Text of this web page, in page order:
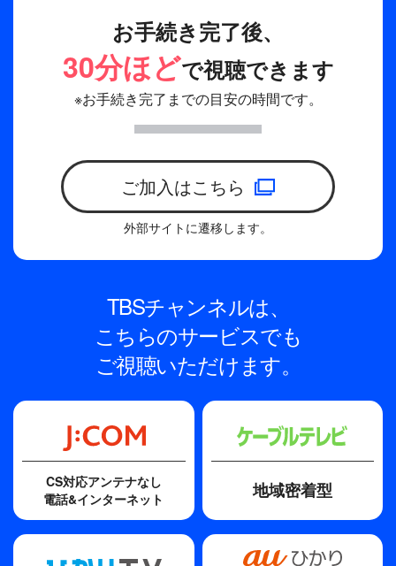
【収録：2026年1月22日(木)東京ドーム】
■TOMORROW X TOGETHER サイネージ広告
＜期間＞2026年3月10日(火)～4月21日(火)
※TBSの複数の番組を合わせ約15分のループ再生
お手続き完了後、
30分ほどで視聴できます
※お手続き完了までの目安の時間です。
ご加入はこちら
外部サイトに遷移します。
TBSチャンネルは、
こちらのサービスでも
ご視聴いただけます。
CS対応アンテナなし
電話&インターネット
地域密着型